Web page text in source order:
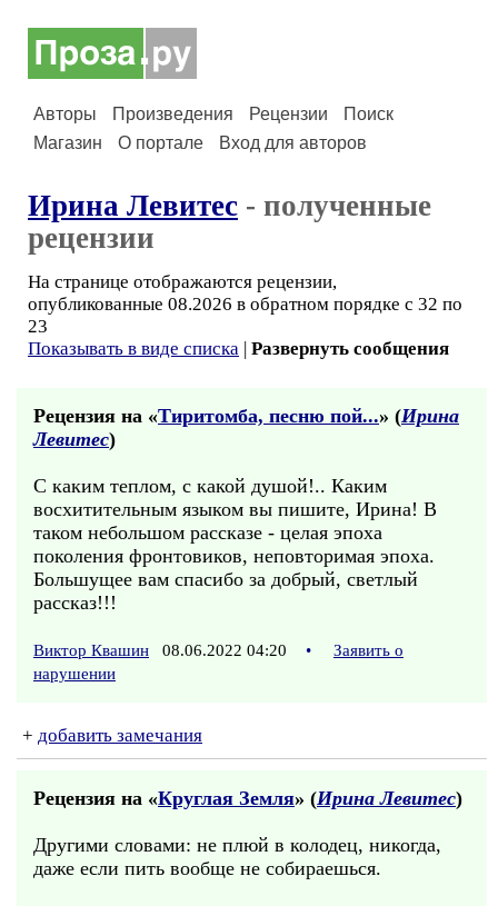
Авторы Произведения Рецензии
Поиск
Магазин
О портале Вход для авторов
Ирина Левитес - полученные
рецензии
На странице отображаются рецензии,
опубликованные 08.2026 в обратном порядке с 32 по
23
Показывать в виде списка | Развернуть сообщения
Рецензия на «Тиритомба, песню пой...» (Ирина
Левитес)
С каким теплом, с какой душой!.. Каким
восхитительным языком вы пишите, Ирина! В
таком небольшом рассказе - целая эпоха
поколения фронтовиков, неповторимая эпоха.
Большущее вам спасибо за добрый, светлый
рассказ!!!
Виктор Квашин 08.06.2022 04:20 •
Заявить о
нарушении
+ добавить замечания
Рецензия на «Круглая Земля» (Ирина Левитес)
Другими словами: не плюй в колодец, никогда,
даже если пить вообще не собираешься.